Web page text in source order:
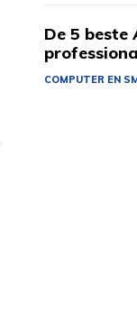
De 5
COMPUTER EN